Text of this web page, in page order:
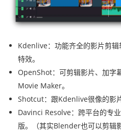
Kdenlive：功能齐全的影片剪
特效。
OpenShot：可剪辑影片、加字
Movie Maker。
Shotcut：跟Kdenlive很像的影
Davinci Resolve：跨平台的专
版。（其实Blender也可以剪辑